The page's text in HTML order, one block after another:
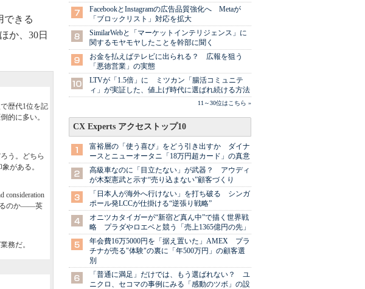
できる
か、30日
歴代1位を記
的に多い。
う。どちら
がある。
consideration
るのか――英
務だ。
FacebookとInstagramの広告品質強化へ Metaが
「ブロックリスト」対応を拡大
SimilarWebと「マーケットインテリジェンス」に
関するモヤモヤしたことを幹部に聞く
お金を払えばテレビに出られる？ 広報を狙う
「悪徳営業」の実態
LTVが「1.5倍」に ミツカン「腸活コミュニテ
ィ」が実証した、値上げ時代に選ばれ続ける方法
11～30位はこちら »
CX Experts アクセストップ10
富裕層の「使う喜び」をどう引き出すか ダイナ
ースとニューオータニ「18万円超カード」の真意
高級車なのに「目立たない」が武器？ アウディ
が木梨憲武と示す“売り込まない”顧客づくり
「日本人が海外へ行けない」を打ち破る シンガ
ポール発LCCが仕掛ける“逆張り戦略”
オニツカタイガーが“新宿ど真ん中”で描く世界戦
略 プラダやロエベと競う「売上1365億円の先」
年会費16万5000円を「据え置いた」AMEX プラ
チナが売る"体験"の裏に「年500万円」の顧客選
別
「普通に満足」だけでは、もう選ばれない？ ユ
ニクロ、セコマの事例にみる「感動のツボ」の設